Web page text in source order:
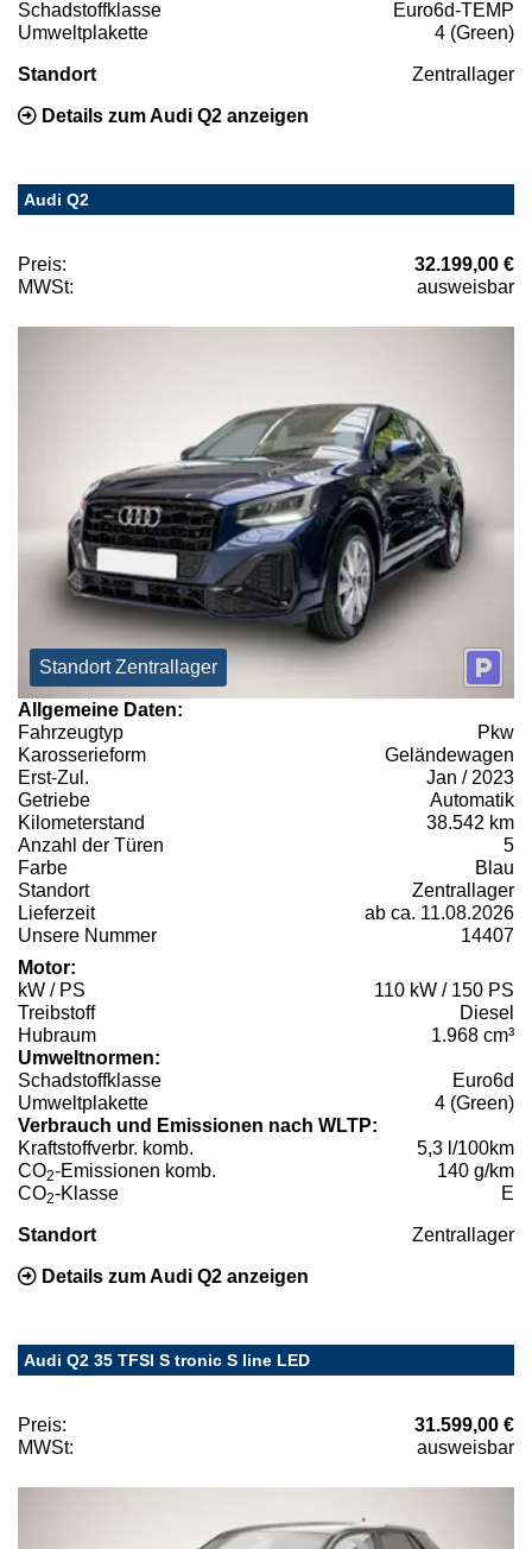
Schadstoffklasse
Euro6d-TEMP
Umweltplakette
4 (Green)
Standort Zentrallager
Details zum Audi Q2 anzeigen
Audi Q2
Preis:
32.199,00 €
MWSt:
ausweisbar
Standort Zentrallager
Allgemeine Daten:
Fahrzeugtyp
Pkw
Karosserieform
Geländewagen
Erst-Zul.
Jan / 2023
Getriebe
Automatik
Kilometerstand
38.542 km
Anzahl der Türen
5
Farbe
Blau
Standort
Zentrallager
Lieferzeit
ab ca. 11.08.2026
Unsere Nummer
14407
Motor:
kW / PS
110 kW / 150 PS
Treibstoff
Diesel
Hubraum
1.968 cm³
Umweltnormen:
Schadstoffklasse
Euro6d
Umweltplakette
4 (Green)
Verbrauch und Emissionen nach WLTP:
Kraftstoffverbr. komb.
5,3 l/100km
CO2-Emissionen komb.
140 g/km
CO2-Klasse E
Standort Zentrallager
Details zum Audi Q2 anzeigen
Audi Q2 35 TFSI S tronic S line LED
Preis:
31.599,00 €
MWSt:
ausweisbar